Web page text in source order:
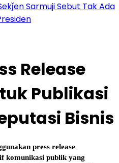
Sarmuji Sebut Tak Ada
Release
Publikasi
Bisnis
press release
komunikasi publik yang